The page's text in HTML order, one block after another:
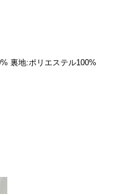
裏地:ポリエステル100%